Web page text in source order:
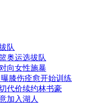
医疗广告
格兰坠毁
队
奥运选拔队
向女性施暴
膝伤痊愈开始训练
代价续约林书豪
加入湖人